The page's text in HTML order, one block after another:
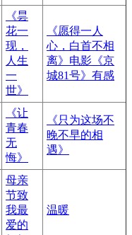
《昙
花一
现，
人生
一
世》
《愿得一人
心，白首不相
离》电影《京
城81号》有感
《让
青春
无
悔》
《只为这场不
晚不早的相
遇》
母亲
节致
我最
爱的
温暖